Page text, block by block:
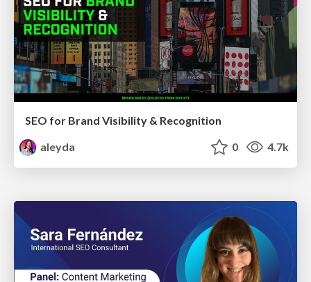
SEO for Brand Visibility & Recognition
aleyda
0 4.7k